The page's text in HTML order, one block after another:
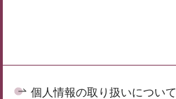
個人情報の取り扱いについて